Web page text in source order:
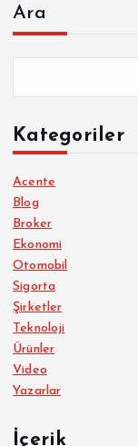
Ara
Kategoriler
Acente
Blog
Broker
Ekonomi
Otomobil
Sigorta
Şirketler
Teknoloji
Ürünler
Video
Yazarlar
İçerik